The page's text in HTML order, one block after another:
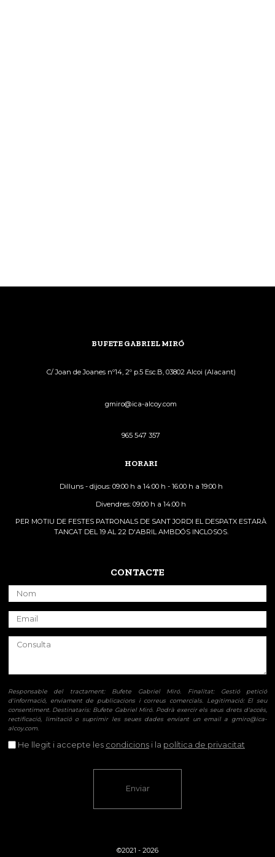
BUFETE GABRIEL MIRÓ
C/ Joan de Joanes nº14, 2º p.5 Esc.B, 03802 Alcoi (Alacant)
gmiro@ica-alcoy.com
965 547 357
HORARI
Dilluns - dijous: 09:00 h a 14:00 h - 16:00 h a 19:00 h
Divendres: 09:00 h a 14:00 h
PER MOTIU DE FESTES PATRONALS DE SANT JORDI EL DESPATX ESTARÀ
TANCAT DEL 19 AL 22 D'ABRIL AMBDÓS INCLOSOS.
CONTACTE
Responsable del tractament: Bufete Gabriel Miró. Finalitat: Gestió petició
d'informació, enviament de publicacions i correus comercials. Legitimació: El seu
consentiment. Destinataris: Bufete Gabriel Miró. Podrà exercir els seus drets d'accés,
rectificació, limitació o suprimir les seues dades enviant un email a gmiro@ica-
alcoy.com.
He llegit i accepte les condicionsi la política de privacitat
Enviar
©2021 - 2026